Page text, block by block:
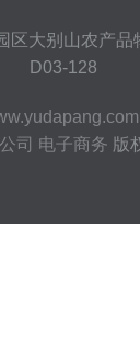
区大别山农产品
D03-128
司 电子商务 版